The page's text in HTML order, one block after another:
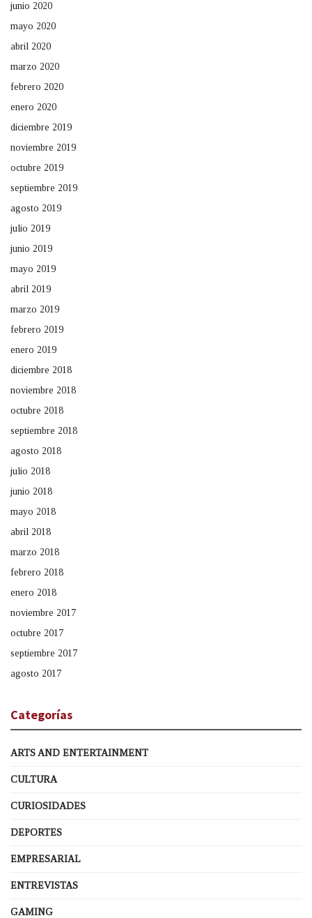
junio 2020
mayo 2020
abril 2020
marzo 2020
febrero 2020
enero 2020
diciembre 2019
noviembre 2019
octubre 2019
septiembre 2019
agosto 2019
julio 2019
junio 2019
mayo 2019
abril 2019
marzo 2019
febrero 2019
enero 2019
diciembre 2018
noviembre 2018
octubre 2018
septiembre 2018
agosto 2018
julio 2018
junio 2018
mayo 2018
abril 2018
marzo 2018
febrero 2018
enero 2018
noviembre 2017
octubre 2017
septiembre 2017
agosto 2017
Categorías
ARTS AND ENTERTAINMENT
CULTURA
CURIOSIDADES
DEPORTES
EMPRESARIAL
ENTREVISTAS
GAMING